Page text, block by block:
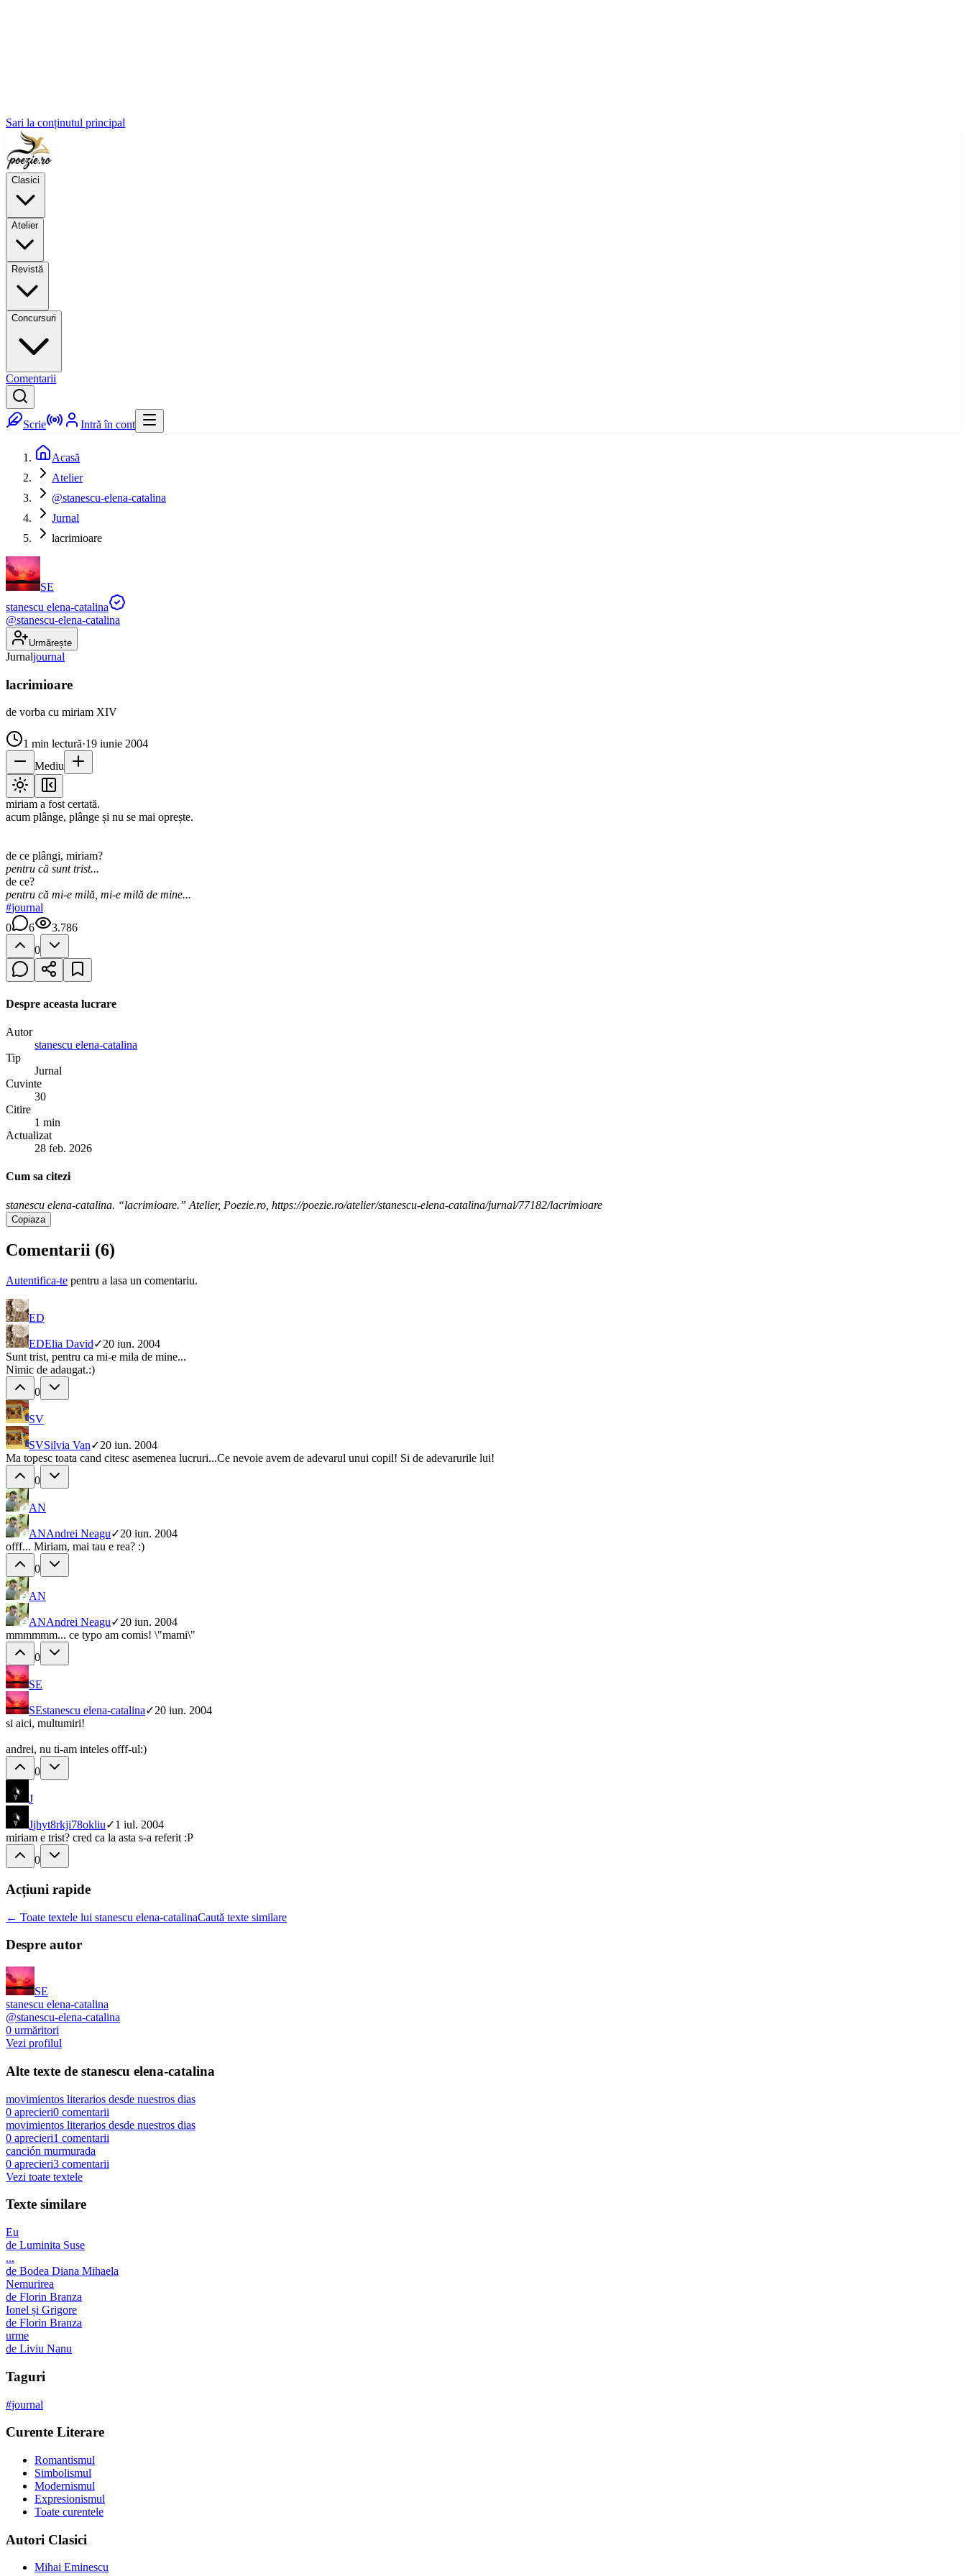
Sari la conținutul principal
Clasici
Atelier
Revistă
Concursuri
Comentarii
Scrie Intră în cont
Acasă
Atelier
@stanescu-elena-catalina
Jurnal
lacrimioare
SE
stanescu elena-catalina
@stanescu-elena-catalina
Urmărește
Jurnaljournal
lacrimioare
de vorba cu miriam XIV
1 min lectură·19 iunie 2004
Mediu
miriam a fost certată.
acum plânge, plânge și nu se mai oprește.
de ce plângi, miriam?
pentru că sunt trist...
de ce?
pentru că mi-e milă, mi-e milă de mine...
#journal
0
6
3.786
0
Despre aceasta lucrare
Autor
stanescu elena-catalina
Tip
Jurnal
Cuvinte
30
Citire
1 min
Actualizat
28 feb. 2026
Cum sa citezi
stanescu elena-catalina. “lacrimioare.” Atelier, Poezie.ro, https://poezie.ro/atelier/stanescu-elena-catalina/jurnal/77182/lacrimioare
Copiaza
Comentarii (6)
Autentifica-te pentru a lasa un comentariu.
ED
EDElia David✓20 iun. 2004
Sunt trist, pentru ca mi-e mila de mine...
Nimic de adaugat.:)
0
SV
SVSilvia Van✓20 iun. 2004
Ma topesc toata cand citesc asemenea lucruri...Ce nevoie avem de adevarul unui copil! Si de adevarurile lui!
0
AN
ANAndrei Neagu✓20 iun. 2004
offf... Miriam, mai tau e rea? :)
0
AN
ANAndrei Neagu✓20 iun. 2004
mmmmmm... ce typo am comis! \"mami\"
0
SE
SEstanescu elena-catalina✓20 iun. 2004
si aici, multumiri!
andrei, nu ti-am inteles offf-ul:)
0
J
Jjhyt8rkji78okliu✓1 iul. 2004
miriam e trist? cred ca la asta s-a referit :P
0
Acțiuni rapide
← Toate textele lui stanescu elena-catalinaCaută texte similare
Despre autor
SE
stanescu elena-catalina
@stanescu-elena-catalina
0 urmăritori
Vezi profilul
Alte texte de stanescu elena-catalina
movimientos literarios desde nuestros dias
0 aprecieri0 comentarii
movimientos literarios desde nuestros dias
0 aprecieri1 comentarii
canción murmurada
0 aprecieri3 comentarii
Vezi toate textele
Texte similare
Eu
de Luminita Suse
...
de Bodea Diana Mihaela
Nemurirea
de Florin Branza
Ionel și Grigore
de Florin Branza
urme
de Liviu Nanu
Taguri
#journal
Curente Literare
Romantismul
Simbolismul
Modernismul
Expresionismul
Toate curentele
Autori Clasici
Mihai Eminescu